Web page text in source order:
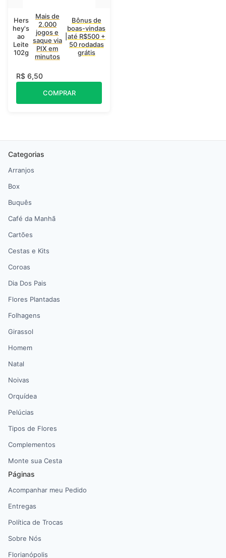
Hers
hey's
ao
Leite
102g
Mais de
2.000
jogos e
saque via
PIX em
minutos
Bônus de
boas-vindas
até R$500 +
50 rodadas
grátis
R$ 6,50
COMPRAR
Categorias
Arranjos
Box
Buquês
Café da Manhã
Cartões
Cestas e Kits
Coroas
Dia Dos Pais
Flores Plantadas
Folhagens
Girassol
Homem
Natal
Noivas
Orquídea
Pelúcias
Tipos de Flores
Complementos
Monte sua Cesta
Páginas
Acompanhar meu Pedido
Entregas
Política de Trocas
Sobre Nós
Florianópolis